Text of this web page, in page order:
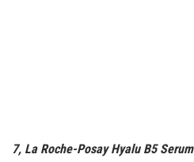
7, La Roche-Posay Hyalu B5 Serum